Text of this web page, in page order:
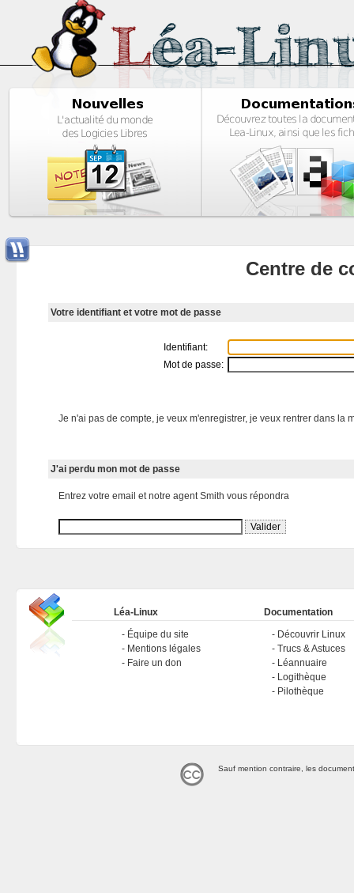
Centre de
Votre identifiant et votre mot de passe
Identifiant:
Mot de passe:
Je n'ai pas de compte, je veux m'enregistrer, je veux rentrer dans la
J'ai perdu mon mot de passe
Entrez votre email et notre agent Smith vous répondra
Léa-Linux
Équipe du site
Mentions légales
Faire un don
Documentation
Découvrir Linux
Trucs & Astuces
Léannuaire
Logithèque
Pilothèque
Sauf mention contraire, les